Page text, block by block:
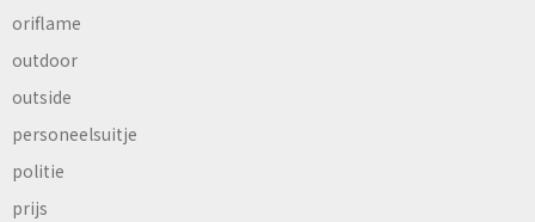
oriflame
outdoor
outside
personeelsuitje
politie
prijs